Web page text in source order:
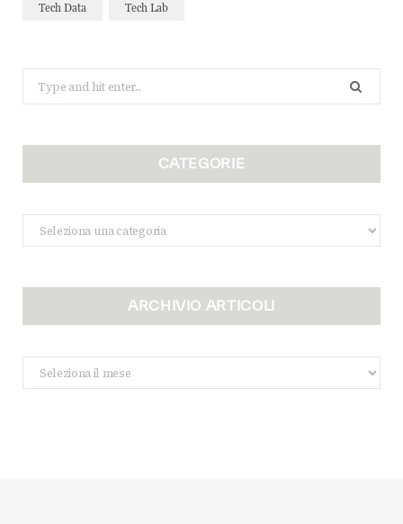
Tech Data Tech Lab
for:
CATEGORIE
Categorie
ARCHIVIO ARTICOLI
Archivio
Articoli